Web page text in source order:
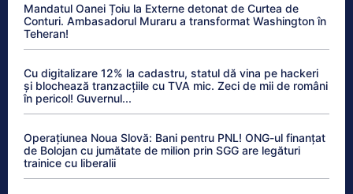
Mandatul Oanei Țoiu la Externe detonat de Curtea de
Conturi. Ambasadorul Muraru a transformat Washington în
Teheran!
Cu digitalizare 12% la cadastru, statul dă vina pe hackeri
și blochează tranzacțiile cu TVA mic. Zeci de mii de români
în pericol! Guvernul...
Operațiunea Noua Slovă: Bani pentru PNL! ONG-ul finanțat
de Bolojan cu jumătate de milion prin SGG are legături
trainice cu liberalii